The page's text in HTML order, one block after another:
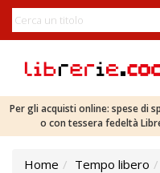
Per gli acquisti online: spese di
o con tessera fedeltà
Home Tempo libero